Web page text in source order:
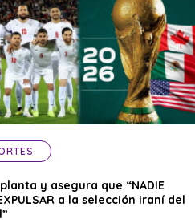
y asegura que “NADIE
a la selección iraní del